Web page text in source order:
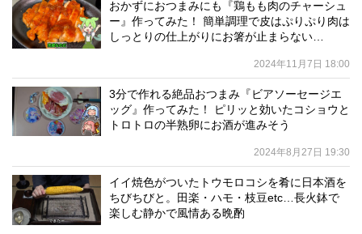
おかずにおつまみにも『鶏もも肉のチャーシュ
ー』作ってみた！ 簡単調理で皮はぷりぷり肉は
しっとりの仕上がりにお箸が止まらない…
2024年11月7日 18:00
3分で作れる絶品おつまみ『ビアソーセージエ
ッグ』作ってみた！ ピリッと効いたコショウと
トロトロの半熟卵にお酒が進みそう
2024年8月27日 19:30
イイ焼色がついたトウモロコシを肴に日本酒を
ちびちびと。田楽・ハモ・枝豆etc…長火鉢で
楽しむ静かで風情ある晩酌